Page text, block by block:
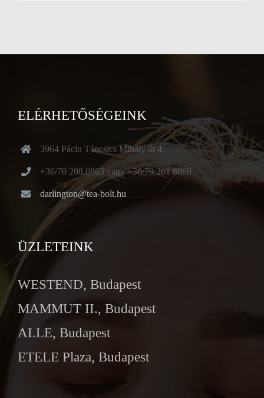
ELÉRHETŐSÉGEINK
3964 Pácin Táncsics Mihály út 4.
+36/70 208 0863 vagy +36/70 261 8669
darlington@tea-bolt.hu
ÜZLETEINK
WESTEND, Budapest
MAMMUT II., Budapest
ALLE, Budapest
ETELE Plaza, Budapest